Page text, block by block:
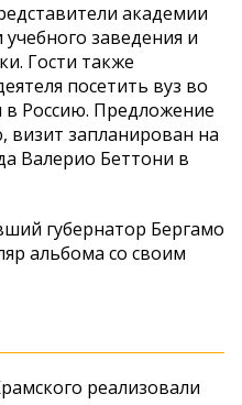
академии
учебного заведения и
Гости также
посетить вуз во
Россию. Предложение
визит запланирован на
Валерио Беттони в
губернатор Бергамо
альбома со своим
реализовали